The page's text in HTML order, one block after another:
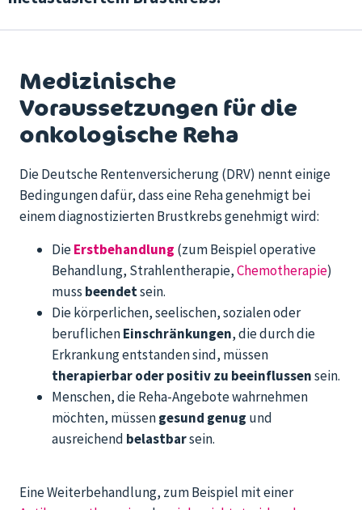
Medizinische
Voraussetzungen für die
onkologische Reha
Die Deutsche Rentenversicherung (DRV) nennt einige
Bedingungen dafür, dass eine Reha genehmigt bei
einem diagnostizierten Brustkrebs genehmigt wird:
DieErstbehandlung (zum Beispiel operative
Behandlung, Strahlentherapie,Chemotherapie)
muss beendetsein.
Die körperlichen, seelischen, sozialen oder
beruflichenEinschränkungen, die durch die
Erkrankung entstanden sind, müssen
therapierbar oder positiv zu beeinflussensein.
Menschen, die Reha-Angebote wahrnehmen
möchten, müssengesund genug und
ausreichend belastbarsein.
Eine Weiterbehandlung, zum Beispiel mit einer